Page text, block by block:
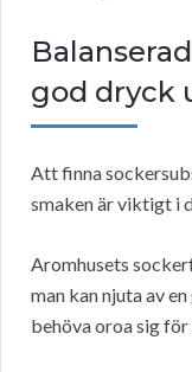
god dryck
Att finna
smaken är viktigt i
Aromhusets
man kan njuta av
behöva oroa sig